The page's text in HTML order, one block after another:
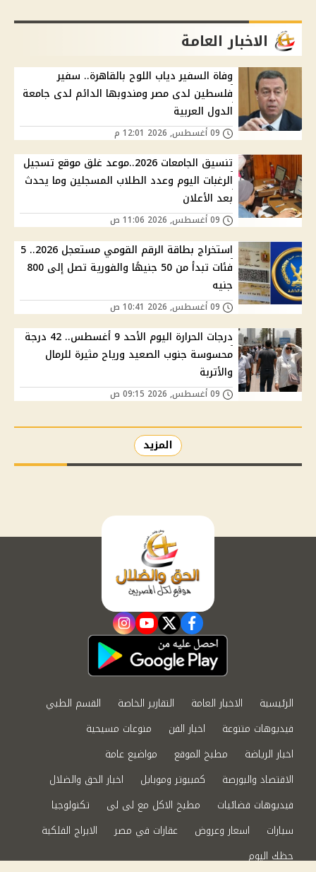
الاخبار العامة
وفاة السفير دياب اللوح بالقاهرة.. سفير
فلسطين لدى مصر ومندوبها الدائم لدى جامعة
الدول العربية
تنسيق الجامعات 2026..موعد غلق موقع تسجيل
الرغبات اليوم وعدد الطلاب المسجلين وما يحدث
بعد الأعلان
استخراج بطاقة الرقم القومي مستعجل 2026.. 5
فئات تبدأ من 50 جنيهًا والفورية تصل إلى 800
جنيه
درجات الحرارة اليوم الأحد 9 أغسطس.. 42 درجة
محسوسة جنوب الصعيد ورياح مثيرة للرمال
والأتربة
المزيد
facebook
twitter
youtube
instagram
الرئيسية الاخبار العامة التقارير الخاصة
القسم الطبي
فيديوهات متنوعة
اخبار الفن
منوعات مسيحية
اخبار الرياضة
مطبخ الموقع
مواضيع عامة
الاقتصاد والبورصة
كمبيوتر وموبايل
اخبار الحق والضلال
فيديوهات فضائيات
مطبخ الاكل مع لى لى
تكنولوجيا
سيارات
اسعار وعروض عقارات في مصر
الابراج الفلكية
حظك اليوم